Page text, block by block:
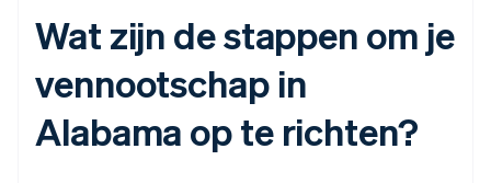
Wat zijn de stappen om je
vennootschap in
Alabama op te richten?